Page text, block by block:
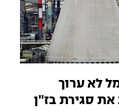
לא ערוך
את סגירת בז"ן